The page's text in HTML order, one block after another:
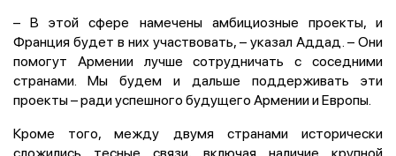
– В этой сфере намечены амбициозные проекты, и
Франция будет в них участвовать, – указал Аддад. – Они
помогут Армении лучше сотрудничать с соседними
странами. Мы будем и дальше поддерживать эти
проекты – ради успешного будущего Армении и Европы.
Кроме того, между двумя странами исторически